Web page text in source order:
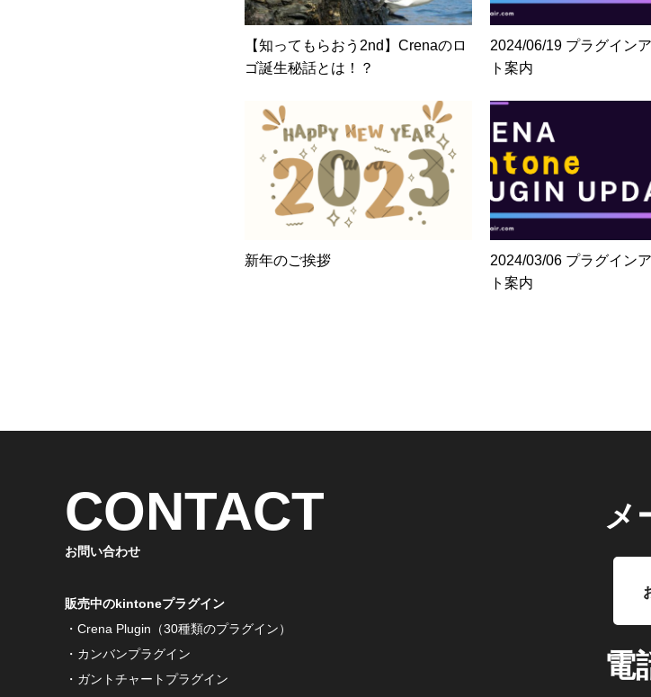
【知ってもらおう2nd】Crenaのロ
ゴ誕生秘話とは！？
2024/06/19 プラグイン
ト案内
新年のご挨拶
2024/03/06 プラグイン
ト案内
CONTACT
お問い合わせ
販売中のkintoneプラグイン
・Crena Plugin（30種類のプラグイン）
・カンバンプラグイン
・ガントチャートプラグイン
メ
電